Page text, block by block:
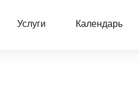
Услуги Календарь